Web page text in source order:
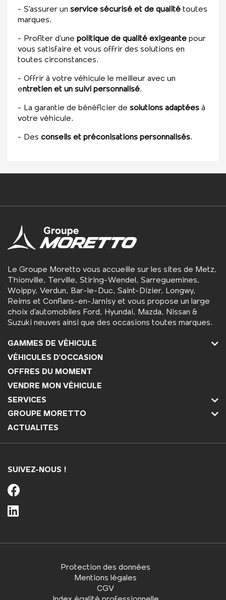
- S'assurer un service sécurisé et de qualité toutes
marques.
- Profiter d'une politique de qualité exigeante pour
vous satisfaire et vous offrir des solutions en
toutes circonstances.
- Offrir à votre véhicule le meilleur avec un
entretien et un suivi personnalisé.
- La garantie de bénéficier de solutions adaptées à
votre véhicule.
- Des conseils et préconisations personnalisés.
Le Groupe Moretto vous accueille sur les sites de Metz,
Thionville, Terville, Stiring-Wendel, Sarreguemines,
Woippy, Verdun, Bar-le-Duc, Saint-Dizier, Longwy,
Reims et Conflans-en-Jarnisy et vous propose un large
choix d’automobiles Ford, Hyundai, Mazda, Nissan &
Suzuki neuves ainsi que des occasions toutes marques.
GAMMES DE VÉHICULE
VÉHICULES D'OCCASION
OFFRES DU MOMENT
VENDRE MON VÉHICULE
SERVICES
GROUPE MORETTO
ACTUALITES
SUIVEZ-NOUS !
Protection des données
Mentions légales
CGV